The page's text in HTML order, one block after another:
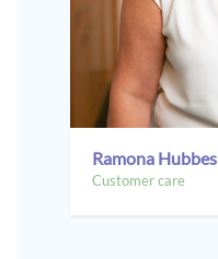
Ramona Hubbes
Customer care